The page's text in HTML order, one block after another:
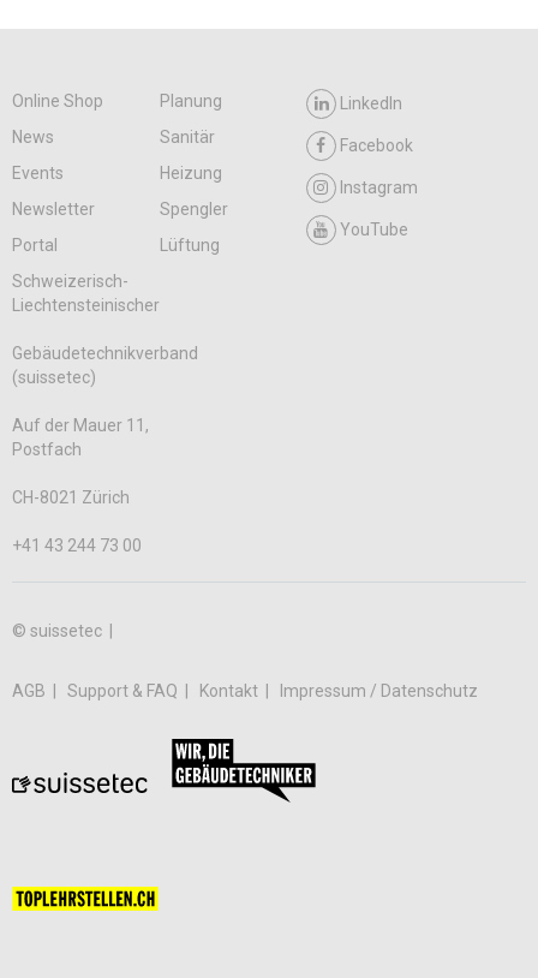
Online Shop
Planung
News
Sanitär
Events
Heizung
Newsletter
Spengler
Portal
Lüftung
LinkedIn
Facebook
Instagram
YouTube
Schweizerisch-
Liechtensteinischer
Gebäudetechnikverband
(suissetec)
Auf der Mauer 11,
Postfach
CH-8021 Zürich
+41 43 244 73 00
© suissetec |
AGB Support & FAQ Kontakt Impressum / Datenschutz